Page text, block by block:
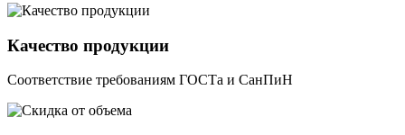
Качество продукции
Соответствие требованиям ГОСТа и СанПиН